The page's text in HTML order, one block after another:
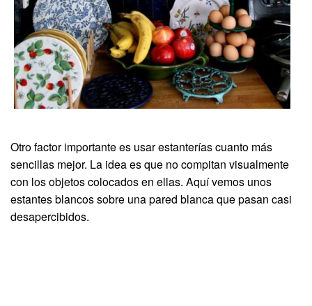
Otro factor importante es usar estanterías cuanto más
sencillas mejor. La idea es que no compitan visualmente
con los objetos colocados en ellas. Aquí vemos unos
estantes blancos sobre una pared blanca que pasan casi
desapercibidos.